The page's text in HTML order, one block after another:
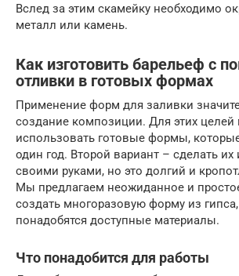
Вслед за этим скамейку необходимо
металл или камень.
Как изготовить барельеф с
отливки в готовых формах
Применение форм для заливки
создание композиции. Для этих
использовать готовые формы,
один год. Второй вариант – сделать их
своими руками, но это долгий и
Мы предлагаем неожиданное и
создать многоразовую форму из
понадобятся доступные материалы.
Что понадобится для работы